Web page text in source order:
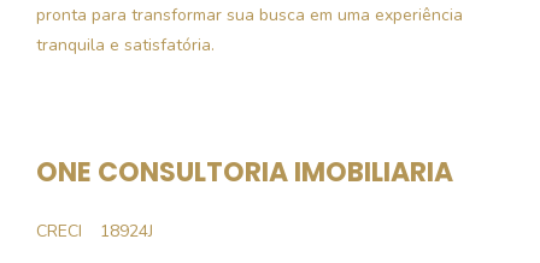
pronta para transformar sua busca em uma experiência
tranquila e satisfatória.
ONE CONSULTORIA IMOBILIARIA
CRECI
18924J